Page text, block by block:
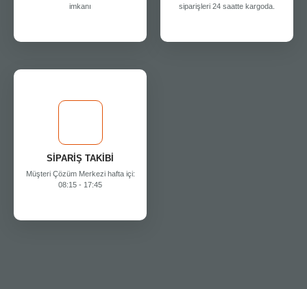
imkanı
siparişleri 24 saatte kargoda.
SİPARİŞ TAKİBİ
Müşteri Çözüm Merkezi hafta içi:
08:15 - 17:45